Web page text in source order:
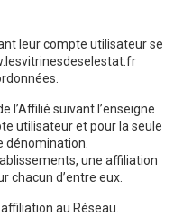
leur compte utilisateur se
l’Affilié suivant l’enseigne
utilisateur et pour la seule
dénomination.
une affiliation
chacun d’entre eux.
au Réseau.